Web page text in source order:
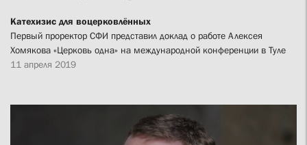
Катехизис для воцерковлённых
Первый проректор СФИ представил доклад о работе Алексея
Хомякова «Церковь одна» на международной конференции в Туле
11 апреля 2019